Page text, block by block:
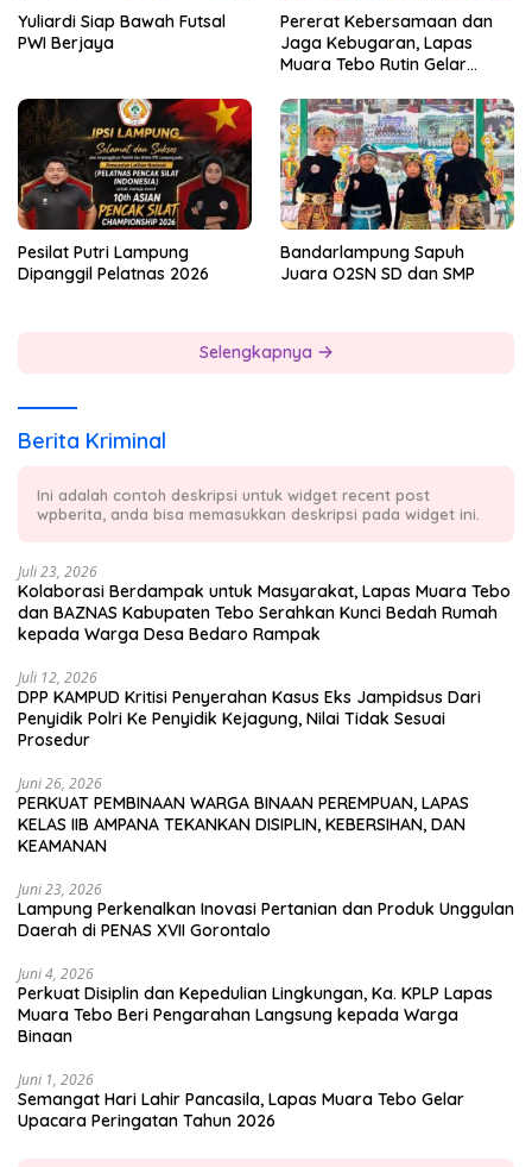
Yuliardi Siap Bawah Futsal
PWI Berjaya
Pererat Kebersamaan dan
Jaga Kebugaran, Lapas
Muara Tebo Rutin Gelar
Pesilat Putri Lampung
Dipanggil Pelatnas 2026
Bandarlampung Sapuh
Juara O2SN SD dan SMP
Selengkapnya
Berita Kriminal
Ini adalah contoh deskripsi untuk widget recent post
wpberita, anda bisa memasukkan deskripsi pada widget ini.
Juli 23, 2026
Kolaborasi Berdampak untuk Masyarakat, Lapas Muara Tebo
dan BAZNAS Kabupaten Tebo Serahkan Kunci Bedah Rumah
kepada Warga Desa Bedaro Rampak
Juli 12, 2026
DPP KAMPUD Kritisi Penyerahan Kasus Eks Jampidsus Dari
Penyidik Polri Ke Penyidik Kejagung, Nilai Tidak Sesuai
Prosedur
Juni 26, 2026
PERKUAT PEMBINAAN WARGA BINAAN PEREMPUAN, LAPAS
KELAS IIB AMPANA TEKANKAN DISIPLIN, KEBERSIHAN, DAN
KEAMANAN
Juni 23, 2026
Lampung Perkenalkan Inovasi Pertanian dan Produk Unggulan
Daerah di PENAS XVII Gorontalo
Juni 4, 2026
Perkuat Disiplin dan Kepedulian Lingkungan, Ka. KPLP Lapas
Muara Tebo Beri Pengarahan Langsung kepada Warga
Binaan
Juni 1, 2026
Semangat Hari Lahir Pancasila, Lapas Muara Tebo Gelar
Upacara Peringatan Tahun 2026